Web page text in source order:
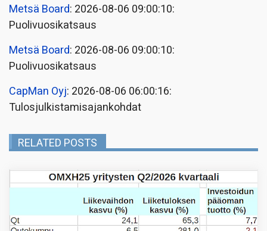
Metsä Board: 2026-08-06 09:00:10:
Puolivuosikatsaus
Metsä Board: 2026-08-06 09:00:10:
Puolivuosikatsaus
CapMan Oyj: 2026-08-06 06:00:16:
Tulosjulkistamisajankohdat
RELATED POSTS